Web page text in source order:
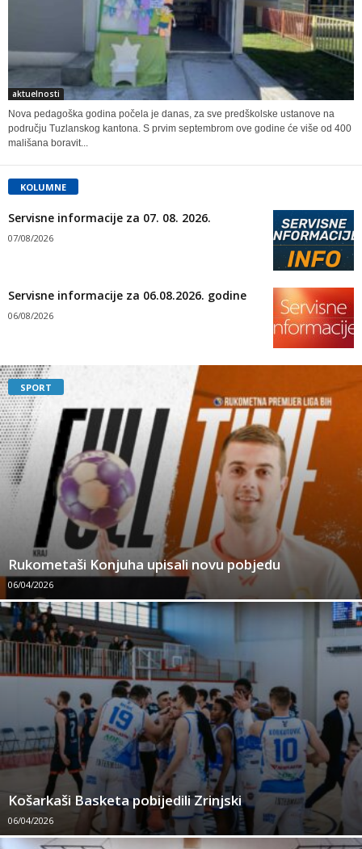
aktuelnosti
Nova pedagoška godina počela je danas, za sve predškolske ustanove na
području Tuzlanskog kantona. S prvim septembrom ove godine će više od 400
mališana boravit...
KOLUMNE
Servisne informacije za 07. 08. 2026.
07/08/2026
Servisne informacije za 06.08.2026. godine
06/08/2026
SPORT
Rukometaši Konjuha upisali novu pobjedu
06/04/2026
Košarkaši Basketa pobijedili Zrinjski
06/04/2026